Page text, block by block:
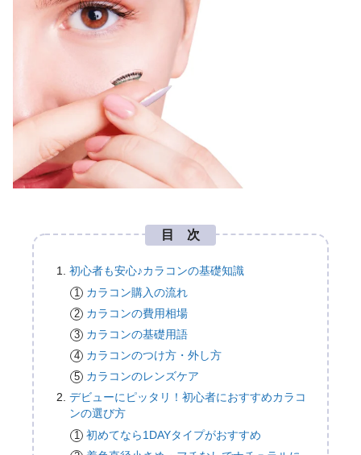
目 次
初心者も安心♪カラコンの基礎知識
カラコン購入の流れ
カラコンの費用相場
カラコンの基礎用語
カラコンのつけ方・外し方
カラコンのレンズケア
デビューにピッタリ！初心者におすすめカラコ
ンの選び方
初めてなら1DAYタイプがおすすめ